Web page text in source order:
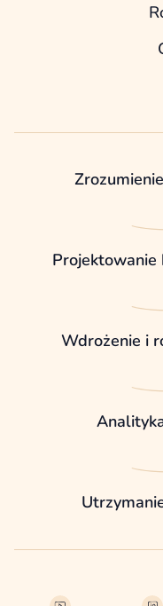
Projektowanie
Wdrożenie i